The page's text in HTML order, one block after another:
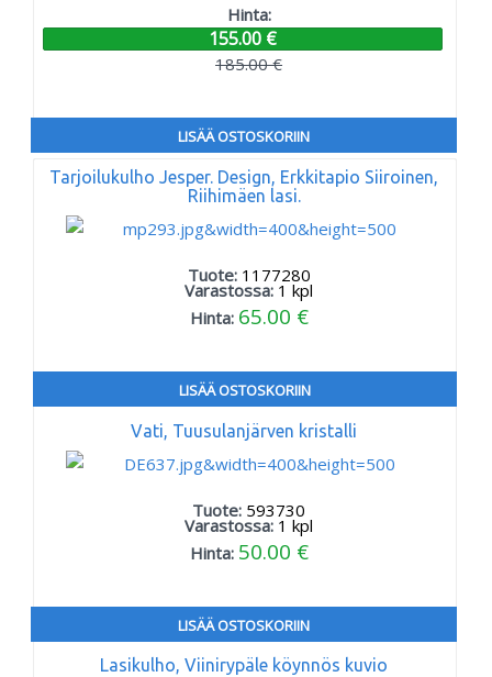
Hinta:
155.00 €
185.00 €
LISÄÄ OSTOSKORIIN
Tarjoilukulho Jesper. Design, Erkkitapio Siiroinen,
Riihimäen lasi.
Tuote: 1177280
Varastossa: 1 kpl
Hinta: 65.00 €
LISÄÄ OSTOSKORIIN
Vati, Tuusulanjärven kristalli
Tuote: 593730
Varastossa: 1 kpl
Hinta: 50.00 €
LISÄÄ OSTOSKORIIN
Lasikulho, Viinirypäle köynnös kuvio